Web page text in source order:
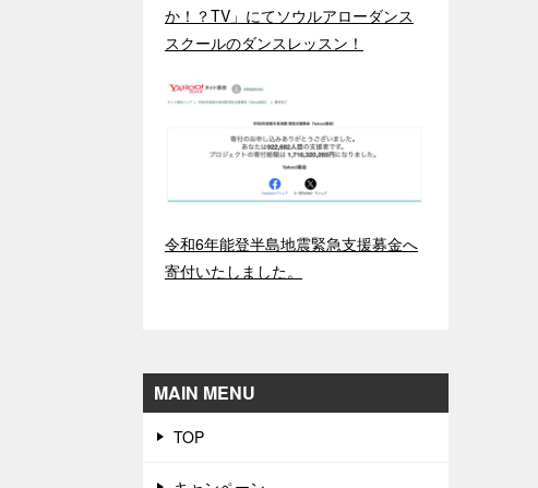
か！？TV」にてソウルアローダンス
スクールのダンスレッスン！
令和6年能登半島地震緊急支援募金へ
寄付いたしました。
MAIN MENU
TOP